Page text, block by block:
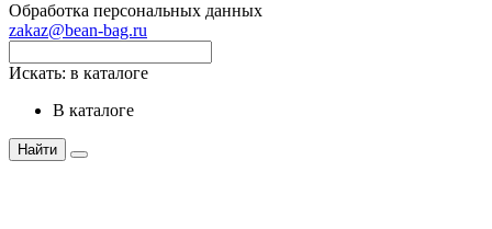
Обработка персональных данных
zakaz@bean-bag.ru
Искать: в каталоге
в каталоге
Найти